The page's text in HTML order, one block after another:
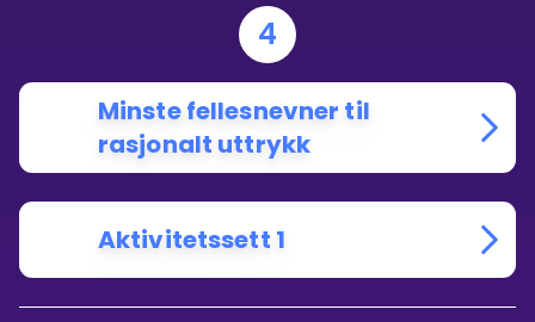
4
Minste fellesnevner til
rasjonalt uttrykk
Aktivitetssett 1